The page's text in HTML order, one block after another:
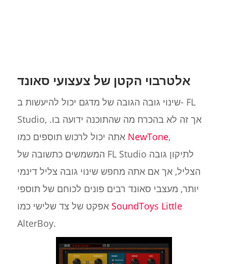
אלטרבוי הקטן של צעצועי סאונד
שינוי גובה הגובה של מדגם יכול להיעשות ב- FL
Studio, אך זה לא בהכרח מה שהתוכנה ידועה בו.
אתה יכול לרכוש תוספים כמו NewTone,
המשמשים כתשובה של FL Studio לתיקון גובה
הצליל, אך אם אתה מחפש שינוי גובה צליל דינמי
יותר, מעצבי סאונד רבים פונים לכוחם של תוספי
אפקט של צד שלישי כמו SoundToys Little
AlterBoy.